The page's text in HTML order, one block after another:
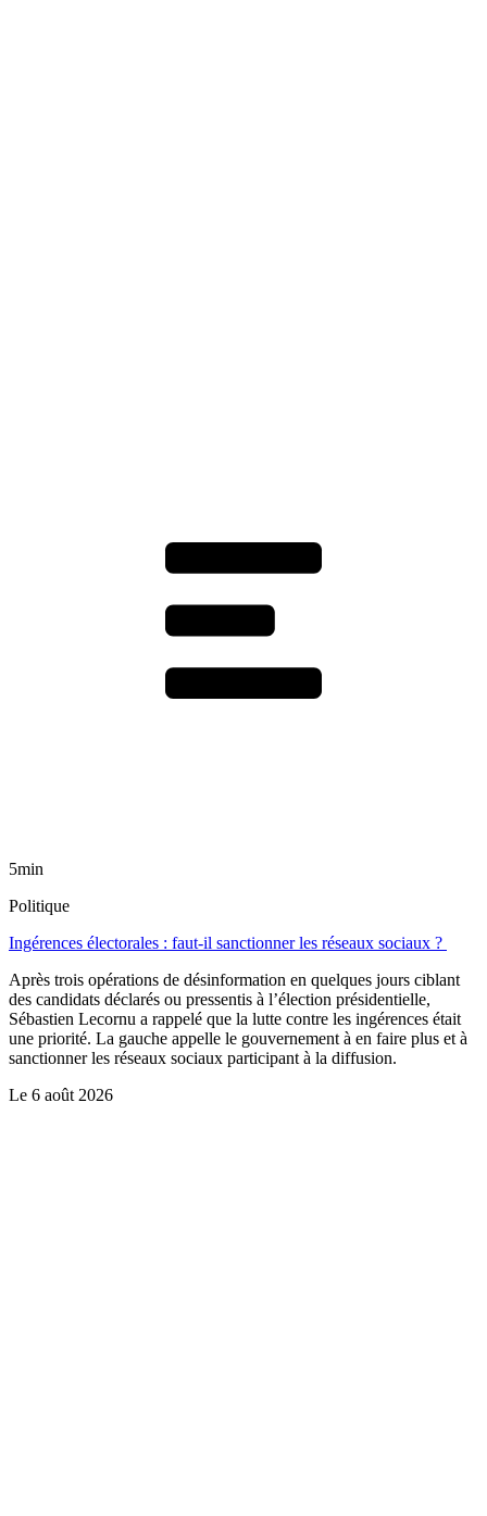
5min
Politique
Ingérences électorales : faut-il sanctionner les réseaux sociaux ?
Après trois opérations de désinformation en quelques jours ciblant
des candidats déclarés ou pressentis à l’élection présidentielle,
Sébastien Lecornu a rappelé que la lutte contre les ingérences était
une priorité. La gauche appelle le gouvernement à en faire plus et à
sanctionner les réseaux sociaux participant à la diffusion.
Le 6 août 2026